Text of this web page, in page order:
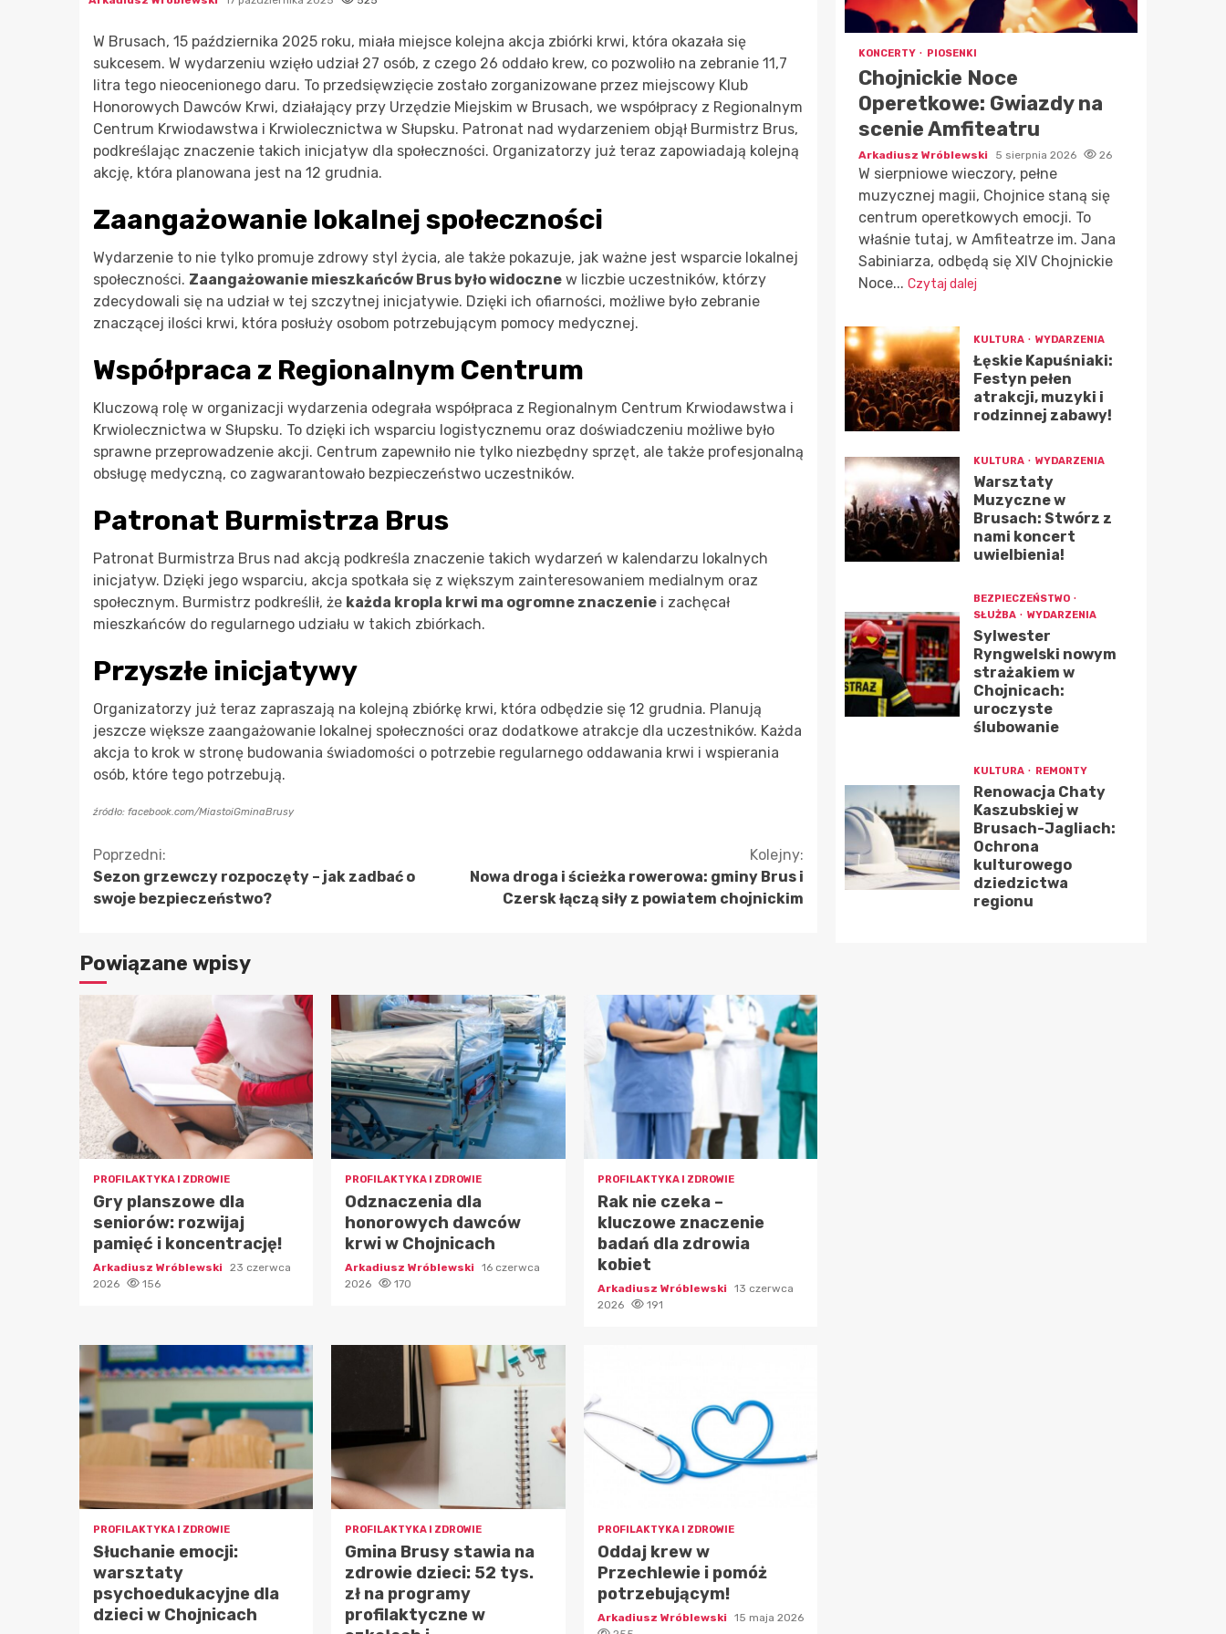
W Brusach, 15 października 2025 roku, miała miejsce kolejna akcja zbiórki krwi, która okazała się
sukcesem. W wydarzeniu wzięło udział 27 osób, z czego 26 oddało krew, co pozwoliło na zebranie 11,7
litra tego nieocenionego daru. To przedsięwzięcie zostało zorganizowane przez miejscowy Klub
Honorowych Dawców Krwi, działający przy Urzędzie Miejskim w Brusach, we współpracy z Regionalnym
Centrum Krwiodawstwa i Krwiolecznictwa w Słupsku. Patronat nad wydarzeniem objął Burmistrz Brus,
podkreślając znaczenie takich inicjatyw dla społeczności. Organizatorzy już teraz zapowiadają kolejną
akcję, która planowana jest na 12 grudnia.
Zaangażowanie lokalnej społeczności
Wydarzenie to nie tylko promuje zdrowy styl życia, ale także pokazuje, jak ważne jest wsparcie lokalnej
społeczności. Zaangażowanie mieszkańców Brus było widoczne w liczbie uczestników, którzy
zdecydowali się na udział w tej szczytnej inicjatywie. Dzięki ich ofiarności, możliwe było zebranie
znaczącej ilości krwi, która posłuży osobom potrzebującym pomocy medycznej.
Współpraca z Regionalnym Centrum
Kluczową rolę w organizacji wydarzenia odegrała współpraca z Regionalnym Centrum Krwiodawstwa i
Krwiolecznictwa w Słupsku. To dzięki ich wsparciu logistycznemu oraz doświadczeniu możliwe było
sprawne przeprowadzenie akcji. Centrum zapewniło nie tylko niezbędny sprzęt, ale także profesjonalną
obsługę medyczną, co zagwarantowało bezpieczeństwo uczestników.
Patronat Burmistrza Brus
Patronat Burmistrza Brus nad akcją podkreśla znaczenie takich wydarzeń w kalendarzu lokalnych
inicjatyw. Dzięki jego wsparciu, akcja spotkała się z większym zainteresowaniem medialnym oraz
społecznym. Burmistrz podkreślił, że każda kropla krwi ma ogromne znaczenie i zachęcał
mieszkańców do regularnego udziału w takich zbiórkach.
Przyszłe inicjatywy
Organizatorzy już teraz zapraszają na kolejną zbiórkę krwi, która odbędzie się 12 grudnia. Planują
jeszcze większe zaangażowanie lokalnej społeczności oraz dodatkowe atrakcje dla uczestników. Każda
akcja to krok w stronę budowania świadomości o potrzebie regularnego oddawania krwi i wspierania
osób, które tego potrzebują.
źródło: facebook.com/MiastoiGminaBrusy
Kontynuuj
czytanie
Poprzedni:
Sezon grzewczy rozpoczęty – jak zadbać o
swoje bezpieczeństwo?
Kolejny:
Nowa droga i ścieżka rowerowa: gminy Brus i
Czersk łączą siły z powiatem chojnickim
Powiązane wpisy
PROFILAKTYKA I ZDROWIE
Gry planszowe dla
seniorów: rozwijaj
pamięć i koncentrację!
Arkadiusz Wróblewski
23 czerwca
2026
156
PROFILAKTYKA I ZDROWIE
Odznaczenia dla
honorowych dawców
krwi w Chojnicach
Arkadiusz Wróblewski
16 czerwca
2026
170
PROFILAKTYKA I ZDROWIE
Rak nie czeka –
kluczowe znaczenie
badań dla zdrowia
kobiet
Arkadiusz Wróblewski
13 czerwca
2026
191
PROFILAKTYKA I ZDROWIE
Słuchanie emocji:
warsztaty
psychoedukacyjne dla
dzieci w Chojnicach
PROFILAKTYKA I ZDROWIE
Gmina Brusy stawia na
zdrowie dzieci: 52 tys.
zł na programy
profilaktyczne w
PROFILAKTYKA I ZDROWIE
Oddaj krew w
Przechlewie i pomóż
potrzebującym!
Arkadiusz Wróblewski
15 maja 2026
KONCERTY PIOSENKI
Chojnickie Noce
Operetkowe: Gwiazdy na
scenie Amfiteatru
Arkadiusz Wróblewski 5 sierpnia 2026 26
W sierpniowe wieczory, pełne
muzycznej magii, Chojnice staną się
centrum operetkowych emocji. To
właśnie tutaj, w Amfiteatrze im. Jana
Sabiniarza, odbędą się XIV Chojnickie
Noce... Czytaj dalej
KULTURA WYDARZENIA
Łęskie Kapuśniaki:
Festyn pełen
atrakcji, muzyki i
rodzinnej zabawy!
KULTURA WYDARZENIA
Warsztaty
Muzyczne w
Brusach: Stwórz z
nami koncert
uwielbienia!
BEZPIECZEŃSTWO
SŁUŻBA
WYDARZENIA
Sylwester
Ryngwelski nowym
strażakiem w
Chojnicach:
uroczyste
ślubowanie
KULTURA REMONTY
Renowacja Chaty
Kaszubskiej w
Brusach-Jagliach:
Ochrona
kulturowego
dziedzictwa
regionu